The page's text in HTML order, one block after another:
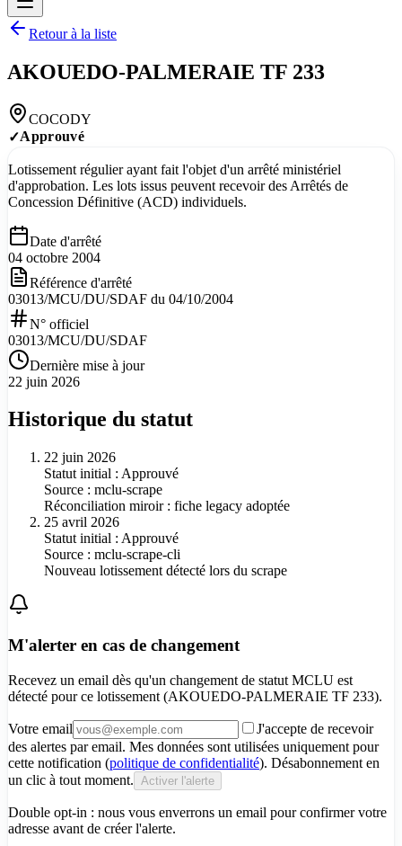
Retour à la liste
AKOUEDO-PALMERAIE TF 233
COCODY
✓Approuvé
Lotissement régulier ayant fait l'objet d'un arrêté ministériel
d'approbation. Les lots issus peuvent recevoir des Arrêtés de
Concession Définitive (ACD) individuels.
Date d'arrêté
04 octobre 2004
Référence d'arrêté
03013/MCU/DU/SDAF du 04/10/2004
N° officiel
03013/MCU/DU/SDAF
Dernière mise à jour
22 juin 2026
Historique du statut
22 juin 2026
Statut initial : Approuvé
Source : mclu-scrape
Réconciliation miroir : fiche legacy adoptée
25 avril 2026
Statut initial : Approuvé
Source : mclu-scrape-cli
Nouveau lotissement détecté lors du scrape
M'alerter en cas de changement
Recevez un email dès qu'un changement de statut MCLU est
détecté pource lotissement (AKOUEDO-PALMERAIE TF 233).
Votre email
J'accepte de recevoir
des alertes par email. Mes données sont utilisées uniquement pour
cette notification (politique de confidentialité). Désabonnement en
un clic à tout moment. Activer l'alerte
Double opt-in : nous vous enverrons un email pour confirmer votre
adresse avant de créer l'alerte.